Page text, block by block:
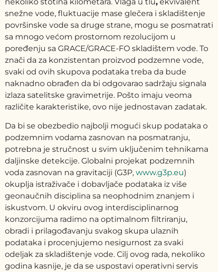
nekoliko stotina kilometara. Vlaga u tlu, ekvivalent
snežne vode, fluktuacije mase glečera i skladištenje
površinske vode sa druge strane, mogu se posmatrati
sa mnogo većom prostornom rezolucijom u
poređenju sa GRACE/GRACE-FO skladištem vode. To
znači da za konzistentan proizvod podzemne vode,
svaki od ovih skupova podataka treba da bude
naknadno obrađen da bi odgovarao sadržaju signala
izlaza satelitske gravimetrije. Pošto imaju veoma
različite karakteristike, ovo nije jednostavan zadatak.
Da bi se obezbedio najbolji mogući skup podataka o
podzemnim vodama zasnovan na posmatranju,
potrebna je stručnost u svim uključenim tehnikama
daljinske detekcije. Globalni projekat podzemnih
voda zasnovan na gravitaciji (G3P, www.g3p.eu)
okuplja istraživače i dobavljače podataka iz više
geonaučnih disciplina sa neophodnim znanjem i
iskustvom. U okviru ovog interdisciplinarnog
konzorcijuma radimo na optimalnom filtriranju,
obradi i prilagođavanju svakog skupa ulaznih
podataka i procenjujemo nesigurnost za svaki
odeljak za skladištenje vode. Cilj ovog rada, nekoliko
godina kasnije, je da se uspostavi operativni servis